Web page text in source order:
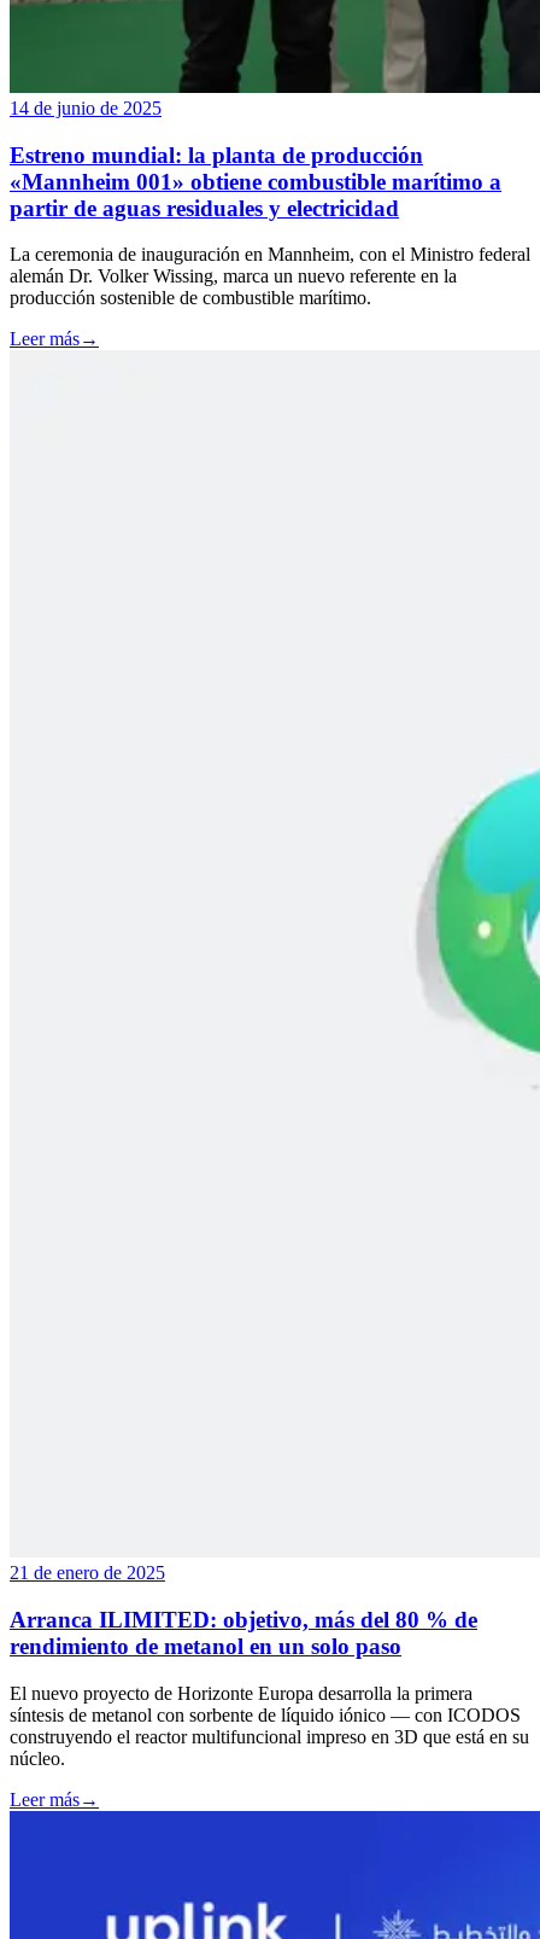
14 de junio de 2025
Estreno mundial: la planta de producción
«Mannheim 001» obtiene combustible marítimo a
partir de aguas residuales y electricidad
La ceremonia de inauguración en Mannheim, con el Ministro federal
alemán Dr. Volker Wissing, marca un nuevo referente en la
producción sostenible de combustible marítimo.
Leer más→
21 de enero de 2025
Arranca ILIMITED: objetivo, más del 80 % de
rendimiento de metanol en un solo paso
El nuevo proyecto de Horizonte Europa desarrolla la primera
síntesis de metanol con sorbente de líquido iónico — con ICODOS
construyendo el reactor multifuncional impreso en 3D que está en su
núcleo.
Leer más→